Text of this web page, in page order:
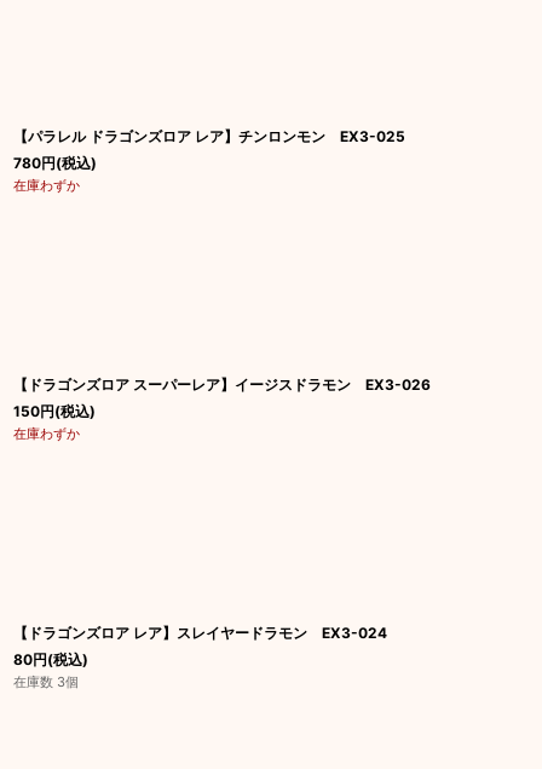
【パラレル ドラゴンズロア レア】チンロンモン EX3-025
780円(税込)
在庫わずか
【ドラゴンズロア スーパーレア】イージスドラモン EX3-026
150円(税込)
在庫わずか
【ドラゴンズロア レア】スレイヤードラモン EX3-024
80円(税込)
在庫数 3個